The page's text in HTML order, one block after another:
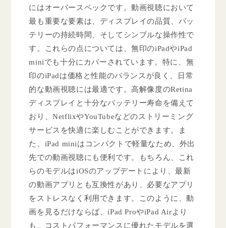
にはオーバースペックです。動画視聴において
最も重要な要素は、ディスプレイの品質、バッ
テリーの持続時間、そしてシンプルな操作性で
す。これらの点については、無印のiPadやiPad
miniでも十分にカバーされています。特に、無
印のiPadは価格と性能のバランスが良く、日常
的な動画視聴には最適です。高解像度のRetina
ディスプレイと十分なバッテリー寿命を備えて
おり、NetflixやYouTubeなどのストリーミング
サービスを快適に楽しむことができます。ま
た、iPad miniはコンパクトで軽量なため、外出
先での動画視聴にも便利です。もちろん、これ
らのモデルはiOSのアップデートにより、最新
の動画アプリとも互換性があり、必要なアプリ
をストレスなく利用できます。このように、動
画を見るだけならば、iPad ProやiPad Airより
も、コストパフォーマンスに優れたモデルを選